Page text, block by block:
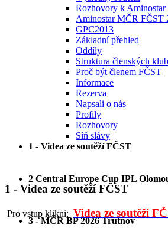
Rozhovory k
Aminostar MČR FČST
GPC2013
Základní přehled
Oddíly
Struktura členských
Proč být členem FČST
Informace
Rezerva
Napsali o nás
Profily
Rozhovory
Síň slávy
1 - Videa ze soutěží FČST
2 Central Europe Cup IPL
3 - MČR BP 2026 Trutnov
1 - Videa ze soutěží FČST
Pro vstup klikni: Videa ze soutěží